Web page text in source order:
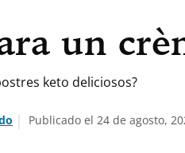
un
keto deliciosos?
Publicado el 24 de agosto,